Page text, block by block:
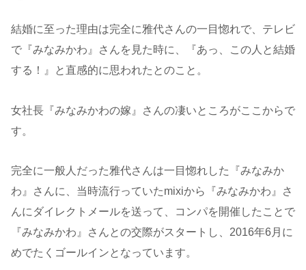
結婚に至った理由は完全に雅代さんの一目惚れで、テレビ
で『みなみかわ』さんを見た時に、『あっ、この人と結婚
する！』と直感的に思われたとのこと。
女社長『みなみかわの嫁』さんの凄いところがここからで
す。
完全に一般人だった雅代さんは一目惚れした『みなみか
わ』さんに、当時流行っていたmixiから『みなみかわ』さ
んにダイレクトメールを送って、コンパを開催したことで
『みなみかわ』さんとの交際がスタートし、2016年6月に
めでたくゴールインとなっています。